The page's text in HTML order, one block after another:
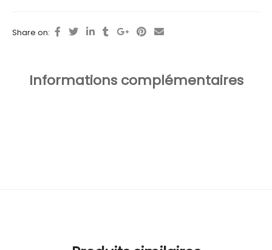
Share on:
Informations complémentaires